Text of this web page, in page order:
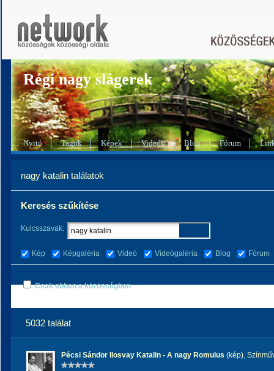
Régi nagy slágerek
Nyitó Tagok Képek Videók Blog Fórum
nagy katalin találatok
Keresés szűkítése
Kulcsszavak:
Kép Képgaléria Videó Videógaléria Blog Fórum
Csak ebben a közösségben
5032 találat
Pécsi Sándor Ilosvay Katalin - A nagy Romulus (kép),